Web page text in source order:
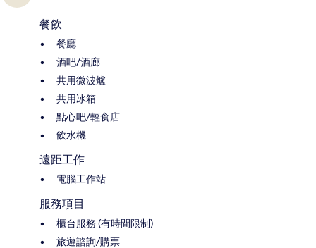
餐飲
餐廳
酒吧/酒廊
共用微波爐
共用冰箱
點心吧/輕食店
飲水機
遠距工作
電腦工作站
服務項目
櫃台服務 (有時間限制)
旅遊諮詢/購票